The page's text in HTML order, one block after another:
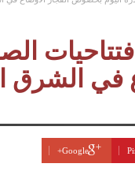
في الشرق
Google+